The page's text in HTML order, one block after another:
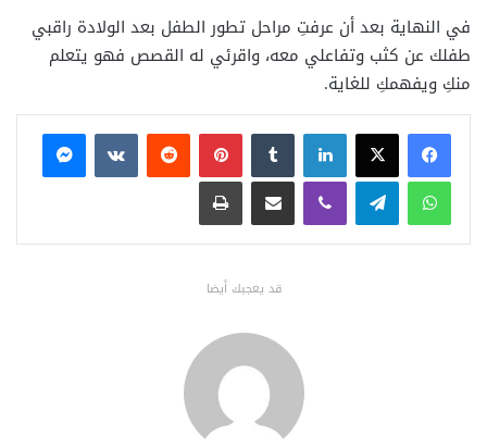
في النهاية بعد أن عرفتِ مراحل تطور الطفل بعد الولادة راقبي
طفلك عن كثب وتفاعلي معه، واقرئي له القصص فهو يتعلم
منكِ ويفهمكِ للغاية.
فيسبوكX لينكدإن بينتيريست
ماسنجر
واتساب تيلقرام ڤايبر مشاركة عبر البريد طباعة
قد يعجبك أيضا